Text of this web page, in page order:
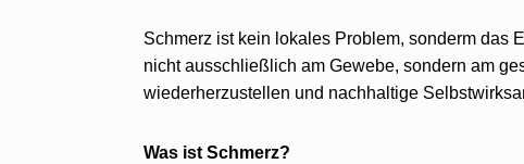
Schmerz ist kein lokales Problem, sonderm das
nicht ausschließlich am Gewebe, sondern am
wiederherzustellen und nachhaltige
Was ist Schmerz?